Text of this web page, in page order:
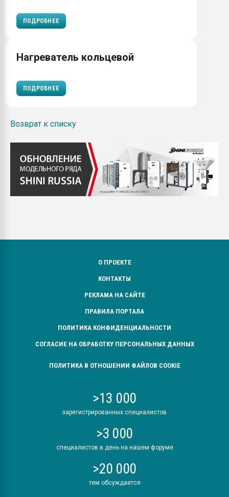
ПОДРОБНЕЕ
Нагреватель кольцевой
ПОДРОБНЕЕ
Возврат к списку
О ПРОЕКТЕ
КОНТАКТЫ
РЕКЛАМА НА САЙТЕ
ПРАВИЛА ПОРТАЛА
ПОЛИТИКА КОНФИДЕНЦИАЛЬНОСТИ
СОГЛАСИЕ НА ОБРАБОТКУ ПЕРСОНАЛЬНЫХ ДАННЫХ
ПОЛИТИКА В ОТНОШЕНИИ ФАЙЛОВ COOKIE
>13 000
зарегистрированных специалистов
>3 000
специалистов в день на нашем форуме
>20 000
тем обсуждается